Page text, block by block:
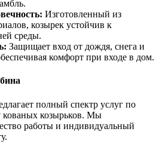
Изготовленный из
козырек устойчив к
среды.
Защищает вход от дождя, снега и
комфорт при входе в дом.
полный спектр услуг по
козырьков. Мы
работы и индивидуальный